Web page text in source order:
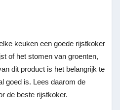
keuken een goede rijstkoker
of het stomen van groenten,
dit product is het belangrijk te
goed is. Lees daarom de
de beste rijstkoker.